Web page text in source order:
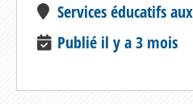
Services éducatifs
Publié il y a 3 mois